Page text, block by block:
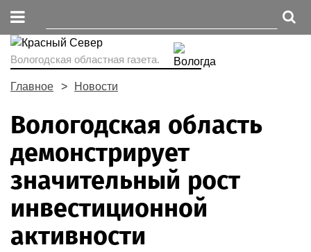
Вологодская областная газета.
Главное Новости
Вологодская область
демонстрирует
значительный рост
инвестиционной
активности